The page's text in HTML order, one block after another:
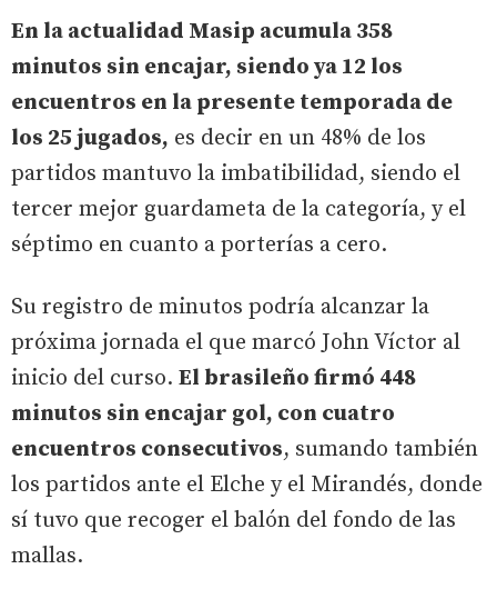
En la actualidad Masip acumula 358
minutos sin encajar, siendo ya 12 los
encuentros en la presente temporada de
los 25 jugados, es decir en un 48% de los
partidos mantuvo la imbatibilidad, siendo el
tercer mejor guardameta de la categoría, y el
séptimo en cuanto a porterías a cero.
Su registro de minutos podría alcanzar la
próxima jornada el que marcó John Víctor al
inicio del curso. El brasileño firmó 448
minutos sin encajar gol, con cuatro
encuentros consecutivos, sumando también
los partidos ante el Elche y el Mirandés, donde
sí tuvo que recoger el balón del fondo de las
mallas.